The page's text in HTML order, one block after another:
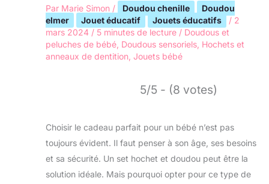
Par Marie Simon / Doudou chenille
Doudou
elmer
Jouet éducatif Jouets éducatifs / 2
mars 2024 / 5 minutes de lecture / Doudous et
peluches de bébé Doudous sensoriels Hochets et
anneaux de dentition Jouets bébé
5/5 - (8 votes)
Choisir le cadeau parfait pour un bébé n’est pas
toujours évident. Il faut penser à son âge, ses besoins
et sa sécurité. Un set hochet et doudou peut être la
solution idéale. Mais pourquoi opter pour ce type de